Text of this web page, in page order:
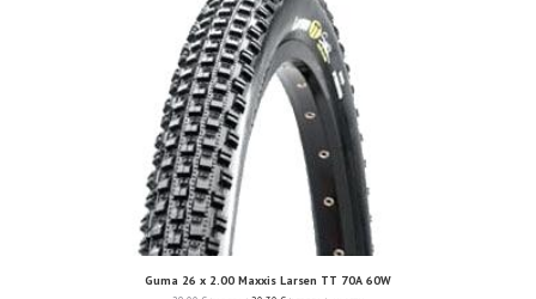
Guma 26 x 2.00 Maxxis Larsen TT 70A 60W